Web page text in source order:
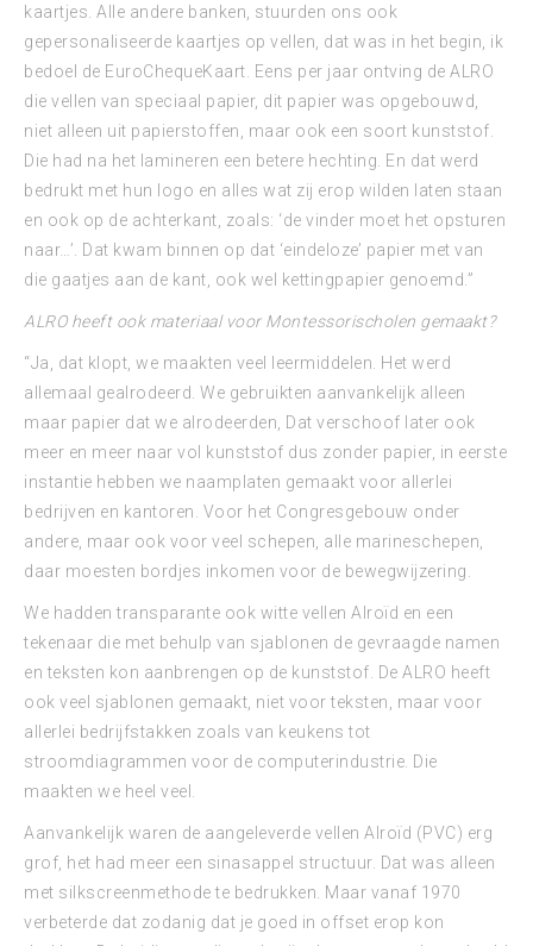
kaartjes. Alle andere banken, stuurden ons ook
gepersonaliseerde kaartjes op vellen, dat was in het begin, ik
bedoel de EuroChequeKaart. Eens per jaar ontving de ALRO
die vellen van speciaal papier, dit papier was opgebouwd,
niet alleen uit papierstoffen, maar ook een soort kunststof.
Die had na het lamineren een betere hechting. En dat werd
bedrukt met hun logo en alles wat zij erop wilden laten staan
en ook op de achterkant, zoals: ‘de vinder moet het opsturen
naar…’. Dat kwam binnen op dat ‘eindeloze’ papier met van
die gaatjes aan de kant, ook wel kettingpapier genoemd.”
ALRO heeft ook materiaal voor Montessorischolen gemaakt?
“Ja, dat klopt, we maakten veel leermiddelen. Het werd
allemaal gealrodeerd. We gebruikten aanvankelijk alleen
maar papier dat we alrodeerden, Dat verschoof later ook
meer en meer naar vol kunststof dus zonder papier, in eerste
instantie hebben we naamplaten gemaakt voor allerlei
bedrijven en kantoren. Voor het Congresgebouw onder
andere, maar ook voor veel schepen, alle marineschepen,
daar moesten bordjes inkomen voor de bewegwijzering.
We hadden transparante ook witte vellen Alroïd en een
tekenaar die met behulp van sjablonen de gevraagde namen
en teksten kon aanbrengen op de kunststof. De ALRO heeft
ook veel sjablonen gemaakt, niet voor teksten, maar voor
allerlei bedrijfstakken zoals van keukens tot
stroomdiagrammen voor de computerindustrie. Die
maakten we heel veel.
Aanvankelijk waren de aangeleverde vellen Alroïd (PVC) erg
grof, het had meer een sinasappel structuur. Dat was alleen
met silkscreenmethode te bedrukken. Maar vanaf 1970
verbeterde dat zodanig dat je goed in offset erop kon